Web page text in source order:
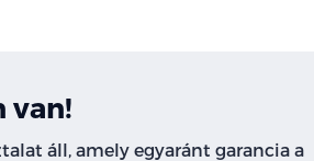
van!
áll, amely egyaránt garancia a